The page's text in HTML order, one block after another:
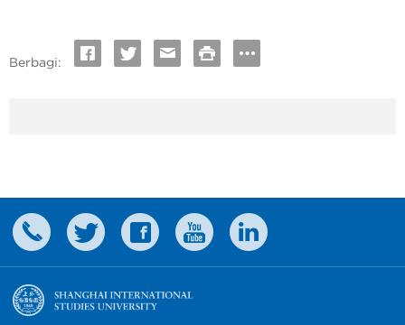
Berbagi: